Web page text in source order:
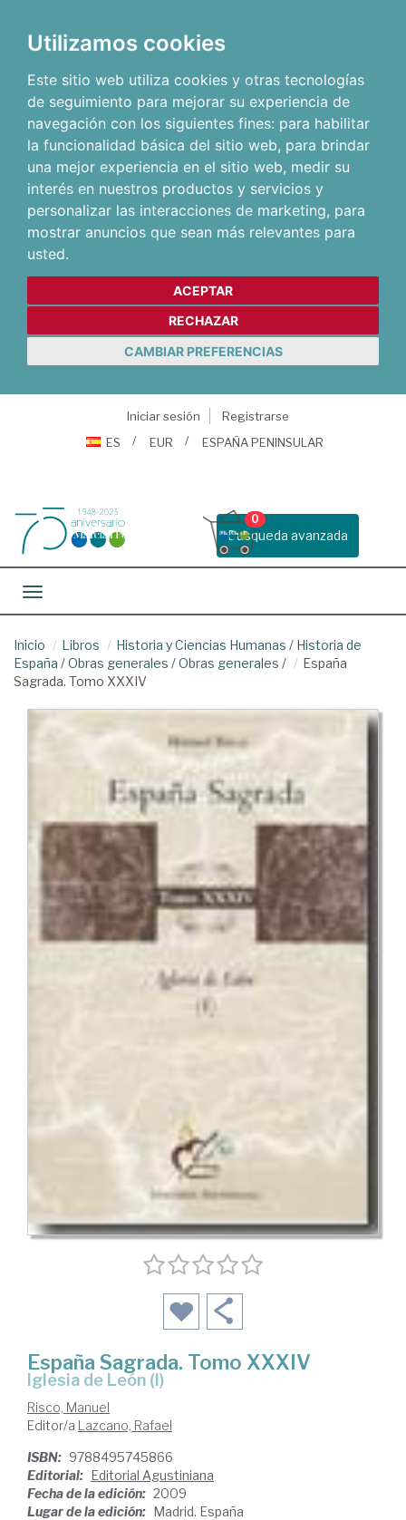
Utilizamos cookies
Este sitio web utiliza cookies y otras tecnologías
de seguimiento para mejorar su experiencia de
navegación con los siguientes fines: para habilitar
la funcionalidad básica del sitio web, para brindar
una mejor experiencia en el sitio web, medir su
interés en nuestros productos y servicios y
personalizar las interacciones de marketing, para
mostrar anuncios que sean más relevantes para
usted.
ACEPTAR
RECHAZAR
CAMBIAR PREFERENCIAS
Iniciar sesión
Registrarse
ES
EUR ESPAÑA PENINSULAR
Busqueda avanzada
0
Toggle navigation
Inicio Libros Historia y Ciencias Humanas / Historia de
España /Obras generales /Obras generales /
España
Sagrada. Tomo XXXIV
España Sagrada. Tomo XXXIV
Iglesia de León (I)
Risco, Manuel
Editor/a Lazcano, Rafael
ISBN: 9788495745866
Editorial: Editorial Agustiniana
Fecha de la edición: 2009
Lugar de la edición: Madrid. España